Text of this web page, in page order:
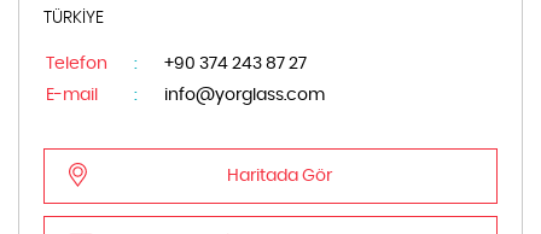
TÜRKİYE
Telefon :
+90 374 243 87 27
E-mail
: info@yorglass.com
Haritada Gör